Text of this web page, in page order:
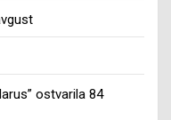
ostvarila 84